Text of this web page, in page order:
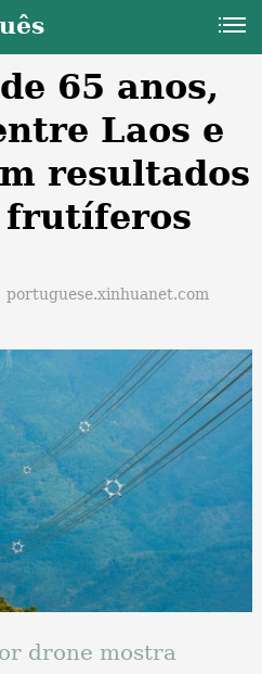
65 anos,
Laos e
resultados
frutíferos
portuguese.xinhuanet.com
drone mostra